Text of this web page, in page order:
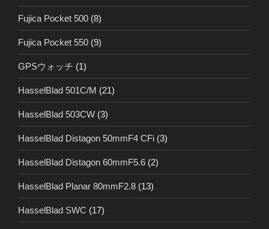
Fujica Pocket 500 (8)
Fujica Pocket 550 (9)
GPSウォッチ (1)
HasselBlad 501C/M (21)
HasselBlad 503CW (3)
HasselBlad Distagon 50mmF4 CFi (3)
HasselBlad Distagon 60mmF5.6 (2)
HasselBlad Planar 80mmF2.8 (13)
HasselBlad SWC (17)